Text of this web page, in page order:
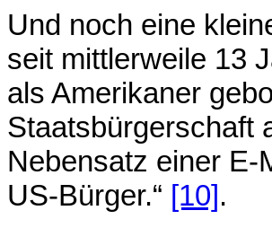
Und noch eine
seit mittlerweile 13
als Amerikaner
Staatsbürgerschaft
Nebensatz einer E-
US-Bürger.“ [10].